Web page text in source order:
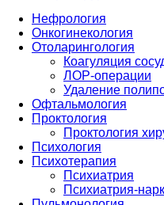
Нефрология
Онкогинекология
Отоларингология
Коагуляция
ЛОР-операции
Удаление
Офтальмология
Проктология
Проктология
Психология
Психотерапия
Психиатрия
Психиатрия-